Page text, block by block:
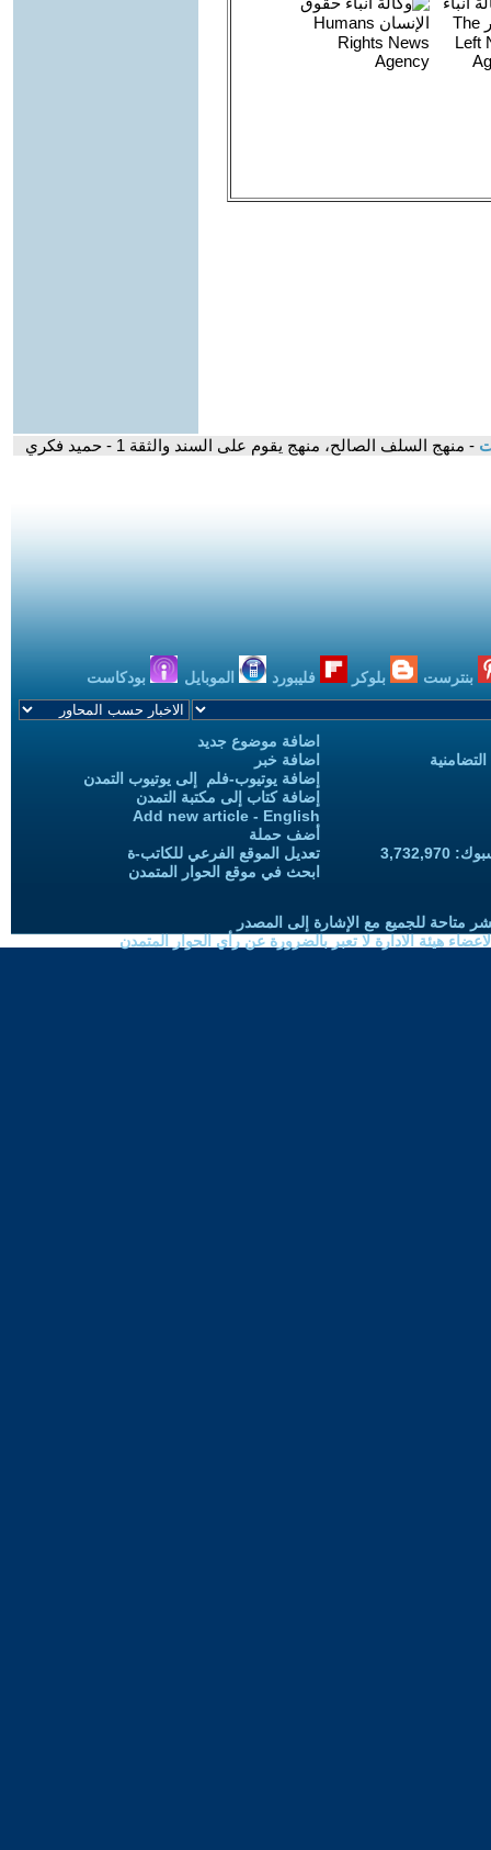
- منهج السلف الصالح، منهج يقوم على السند والثقة 1 - حميد فكري
بنترست بلوكر فليبورد الموبايل بودكاست
اضافة موضوع جديد
اضافة خبر
إضافة يوتيوب-فلم إلى يوتيوب التمدن
إضافة كتاب إلى مكتبة التمدن
Add new article - English
أضف حملة
تعديل الموقع الفرعي للكاتب-ة
ابحث في موقع الحوار المتمدن
متاحة للجميع مع الإشارة إلى المصدر
هيئة الادارة لا تعبر بالضرورة عن رأي الحوار المتمدن